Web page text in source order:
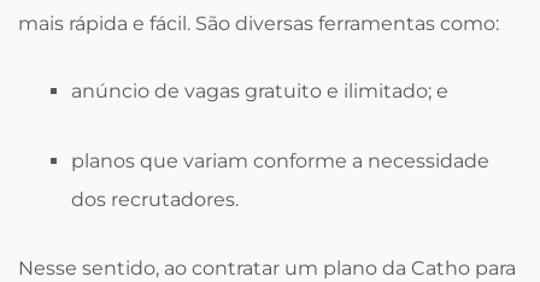
mais rápida e fácil. São diversas ferramentas como:
anúncio de vagas gratuito e ilimitado; e
planos que variam conforme a necessidade
dos recrutadores.
Nesse sentido, ao contratar um plano da Catho para